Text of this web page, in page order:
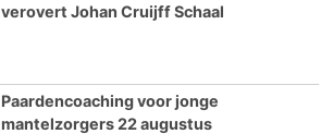
verovert Johan Cruijff Schaal
Paardencoaching voor jonge
mantelzorgers 22 augustus